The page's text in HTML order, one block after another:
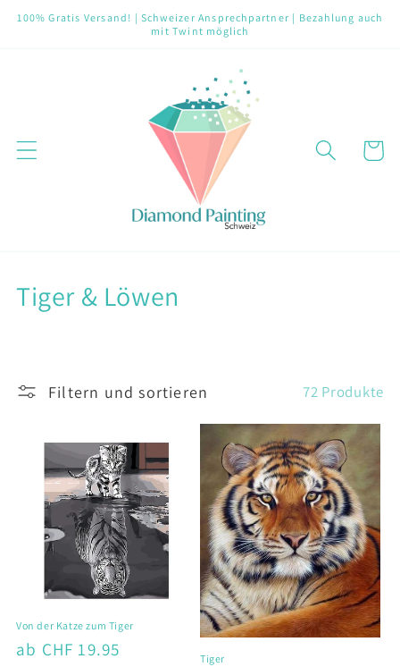
zum
100% Gratis Versand! | Schweizer Ansprechpartner | Bezahlung auch
mit Twint möglich
K
e
Tiger & Löwen
Filtern und sortieren 72 Produkte
Von der Katze zum Tiger
Normaler
ab CHF 19.95 Tiger